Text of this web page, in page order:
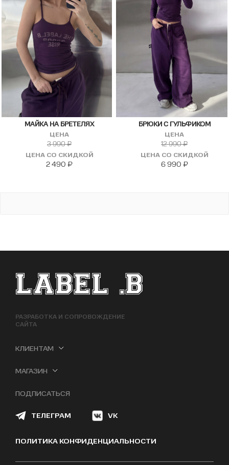
МАЙКА НА БРЕТЕЛЯХ
ЦЕНА
3 990₽
ЦЕНА СО СКИДКОЙ
2 490 ₽
БРЮКИ С ГУЛЬФИКОМ
ЦЕНА
12 990₽
ЦЕНА СО СКИДКОЙ
6 990 ₽
ФУТЕР САЙТА
РАЗРАБОТКА И СОПРОВОЖДЕНИЕ
САЙТА
КЛИЕНТАМ
МАГАЗИН
ПОДПИСАТЬСЯ
ТЕЛЕГРАМ VK
ПОЛИТИКА КОНФИДЕНЦИАЛЬНОСТИ